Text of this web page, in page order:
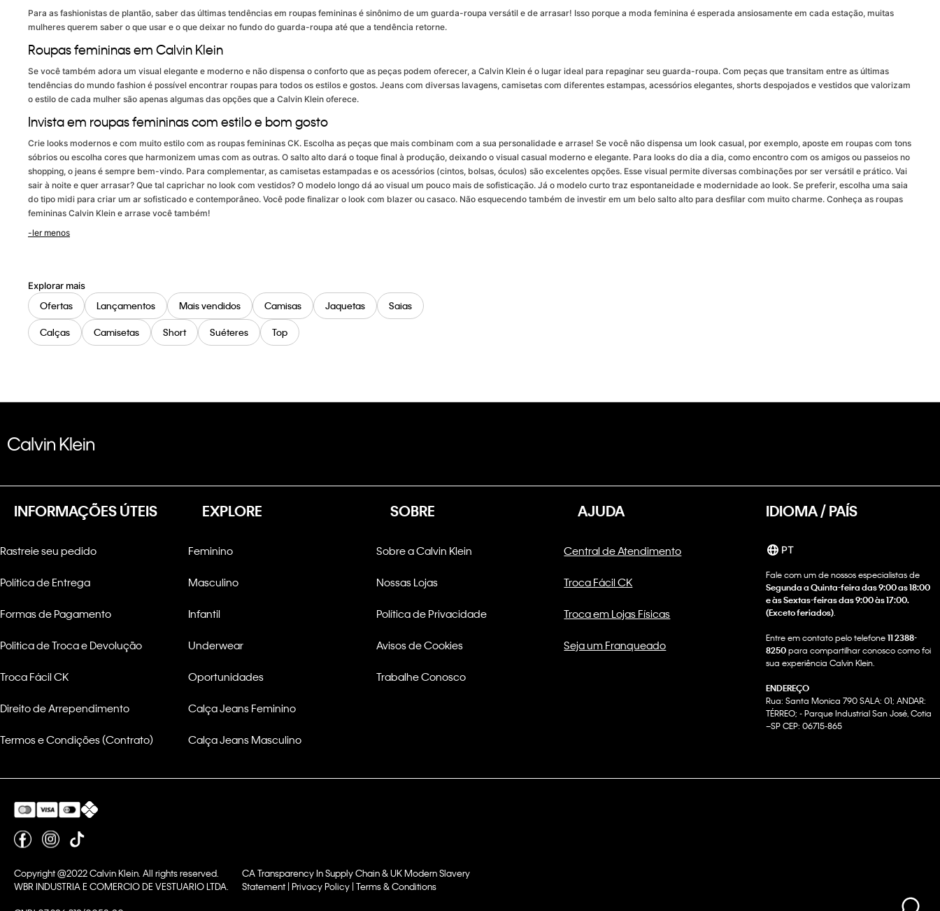
Para as fashionistas de plantão, saber das últimas tendências em roupas femininas é sinônimo de um guarda-roupa versátil e de arrasar! Isso porque a moda feminina é esperada ansiosamente em cada estação, muitas
mulheres querem saber o que usar e o que deixar no fundo do guarda-roupa até que a tendência retorne.
Roupas femininas em Calvin Klein
Se você também adora um visual elegante e moderno e não dispensa o conforto que as peças podem oferecer, a Calvin Klein é o lugar ideal para repaginar seu guarda-roupa. Com peças que transitam entre as últimas
tendências do mundo fashion é possível encontrar roupas para todos os estilos e gostos. Jeans com diversas lavagens, camisetas com diferentes estampas, acessórios elegantes, shorts despojados e vestidos que valorizam
o estilo de cada mulher são apenas algumas das opções que a Calvin Klein oferece.
Invista em roupas femininas com estilo e bom gosto
Crie looks modernos e com muito estilo com as roupas femininas CK. Escolha as peças que mais combinam com a sua personalidade e arrase! Se você não dispensa um look casual, por exemplo, aposte em roupas com tons
sóbrios ou escolha cores que harmonizem umas com as outras. O salto alto dará o toque final à produção, deixando o visual casual moderno e elegante. Para looks do dia a dia, como encontro com os amigos ou passeios no
shopping, o jeans é sempre bem-vindo. Para complementar, as camisetas estampadas e os acessórios (cintos, bolsas, óculos) são excelentes opções. Esse visual permite diversas combinações por ser versátil e prático. Vai
sair à noite e quer arrasar? Que tal caprichar no look com vestidos? O modelo longo dá ao visual um pouco mais de sofisticação. Já o modelo curto traz espontaneidade e modernidade ao look. Se preferir, escolha uma saia
do tipo midi para criar um ar sofisticado e contemporâneo. Você pode finalizar o look com blazer ou casaco. Não esquecendo também de investir em um belo salto alto para desfilar com muito charme. Conheça as roupas
femininas Calvin Klein e arrase você também!
-ler menos
Explorar mais
Ofertas Lançamentos Mais vendidos Camisas Jaquetas Saias
Calças Camisetas Short Suéteres Top
INFORMAÇÕES ÚTEIS
Rastreie seu pedido
Política de Entrega
Formas de Pagamento
Politica de Troca e Devolução
Troca Fácil CK
Direito de Arrependimento
Termos e Condições (Contrato)
EXPLORE
Feminino
Masculino
Infantil
Underwear
Oportunidades
Calça Jeans Feminino
Calça Jeans Masculino
SOBRE
Sobre a Calvin Klein
Nossas Lojas
Política de Privacidade
Avisos de Cookies
Trabalhe Conosco
AJUDA
Central de Atendimento
Troca Fácil CK
Troca em Lojas Físicas
Seja um Franqueado
IDIOMA / PAÍS
PT
Fale com um de nossos especialistas de
Segunda a Quinta-feira das 9:00 as 18:00
e às Sextas-feiras das 9:00 às 17:00.
(Exceto feriados)
Entre em contato pelo telefone11 2388-
8250para compartilhar conosco como foi
sua experiência Calvin Klein.
ENDEREÇO
Rua: Santa Monica 790 SALA: 01; ANDAR:
TÉRREO; - Parque Industrial San José, Cotia
–SP CEP: 06715-865
Copyright @2022 Calvin Klein. All rights reserved.
WBR INDUSTRIA E COMERCIO DE VESTUARIO LTDA.
CA Transparency In Supply Chain & UK Modern Slavery
Statement | Privacy Policy | Terms & Conditions